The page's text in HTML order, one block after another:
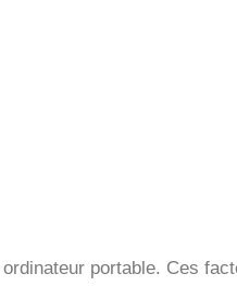
portable. Ces